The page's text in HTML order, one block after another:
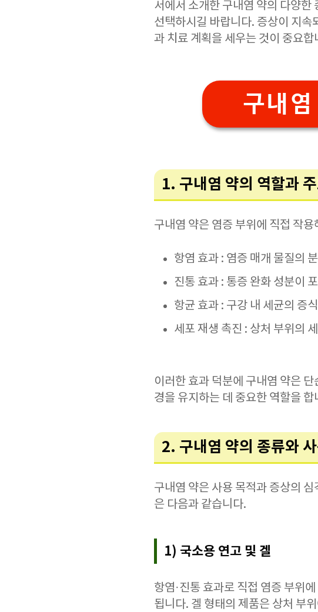
서에서 소개한 구내염 약의 다양
선택하시길 바랍니다. 증상이 지
과 치료 계획을 세우는 것이 중요합
구내
1. 구내염 약의 역할과
구내염 약은 염증 부위에 직접 작
항염 효과 : 염증 매개 물질의
진통 효과 : 통증 완화 성분이
항균 효과 : 구강 내 세균의 증
세포 재생 촉진 : 상처 부위의
이러한 효과 덕분에 구내염 약은
경을 유지하는 데 중요한 역할을 합
2. 구내염 약의 종류와
구내염 약은 사용 목적과 증상의
은 다음과 같습니다.
1) 국소용 연고 및 겔
항염·진통 효과로 직접 염증 부위
됩니다. 겔 형태의 제품은 상처 부